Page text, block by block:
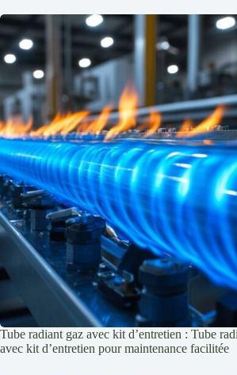
Tube radiant gaz avec kit d’entretien : Tube
avec kit d’entretien pour maintenance facilitée